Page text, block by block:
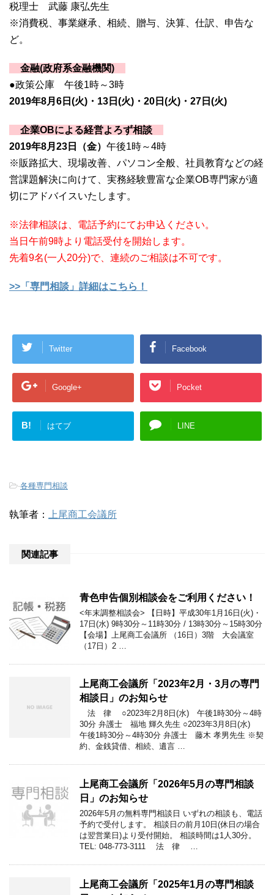
税理士 武藤 康弘先生
※消費税、事業継承、相続、贈与、決算、仕訳、申告な
ど。
金融(政府系金融機関)
●政策公庫 午後1時～3時
2019年8月6日(火)・13日(火)・20日(火)・27日(火)
企業OBによる経営よろず相談
2019年8月23日（金） 午後1時～4時
※販路拡大、現場改善、パソコン全般、社員教育などの経
営課題解決に向けて、実務経験豊富な企業OB専門家が適
切にアドバイスいたします。
※法律相談は、電話予約にてお申込ください。
当日午前9時より電話受付を開始します。
先着9名(一人20分)で、連続のご相談は不可です。
>>「専門相談」詳細はこちら！
Twitter Facebook
Google+ Pocket
B! はてブ LINE
-各種専門相談
執筆者： 上尾商工会議所
関連記事
青色申告個別相談会をご利用ください！
<年末調整相談会> 【日時】平成30年1月16日(火)・
17日(水) 9時30分～11時30分 / 13時30分～15時30分
【会場】上尾商工会議所 （16日）3階 大会議室
（17日）2 …
上尾商工会議所「2023年2月・3月の専門
相談日」のお知らせ
法 律 ○2023年2月8日(水) 午後1時30分～4時
30分 弁護士 福地 輝久先生 ○2023年3月8日(水)
午後1時30分～4時30分 弁護士 藤木 孝男先生 ※契
約、金銭貸借、相続、遺言 …
上尾商工会議所「2026年5月の専門相談
日」のお知らせ
2026年5月の無料専門相談日 いずれの相談も、電話
予約で受付します。 相談日の前月10日(休日の場合
は翌営業日)より受付開始。 相談時間は1人30分。
TEL: 048-773-3111 法 律 …
上尾商工会議所「2025年1月の専門相談